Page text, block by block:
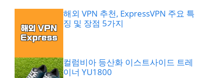
해외 VPN 추천, ExpressVPN 주요 특
징 및 장점 5가지
컬럼비아 등산화 이스트사이드 트레
이너 YU1800